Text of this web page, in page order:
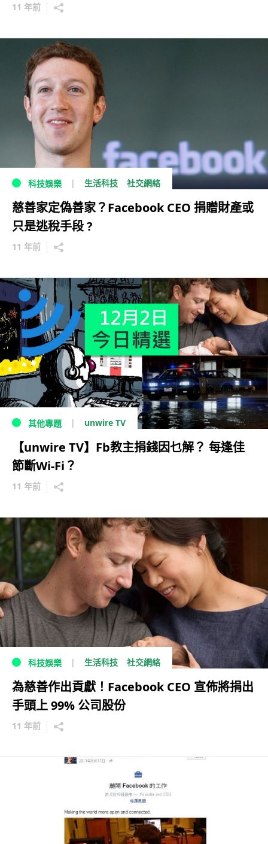
11 年前
科技娛樂 生活科技 社交網絡
慈善家定偽善家？Facebook CEO 捐贈財產或
只是逃稅手段 ?
11 年前
其他專題 unwire TV
【unwire TV】Fb教主捐錢因乜解？ 每逢佳
節斷Wi-Fi？
11 年前
科技娛樂 生活科技 社交網絡
為慈善作出貢獻！Facebook CEO 宣佈將捐出
手頭上 99% 公司股份
11 年前